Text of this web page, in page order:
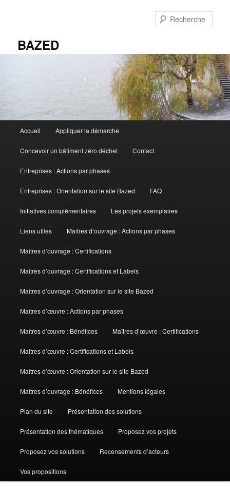
BAZED
principal
Accueil Appliquer la démarche
Concevoir un bâtiment zéro déchet Contact
Entreprises : Actions par phases
Entreprises : Orientation sur le site Bazed FAQ
Initiatives complémentaires Les projets exemplaires
Liens utiles Maîtres d’ouvrage : Actions par phases
Maîtres d’ouvrage : Certifications
Maitres d’ouvrage : Certifications et Labels
Maîtres d’ouvrage : Orientation sur le site Bazed
Maîtres d’œuvre : Actions par phases
Maîtres d’œuvre : Bénéfices Maîtres d’œuvre : Certifications
Maitres d’œuvre : Certifications et Labels
Maîtres d’œuvre : Orientation sur le site Bazed
Maîtres d’ouvrage : Bénéfices Mentions légales
Plan du site Présentation des solutions
Présentation des thématiques Proposez vos projets
Proposez vos solutions Recensements d’acteurs
Vos propositions